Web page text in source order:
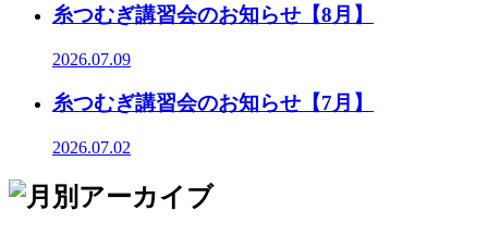
糸つむぎ講習会のお知らせ【8月】
2026.07.09
糸つむぎ講習会のお知らせ【7月】
2026.07.02